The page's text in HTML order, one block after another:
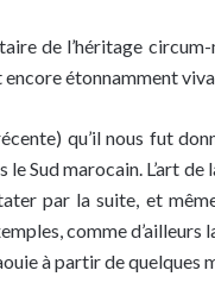
de l’héritage
étonnamment
qu’il nous fut
Sud marocain. L’art
par la suite, et
comme d’ailleurs
à partir de quelques